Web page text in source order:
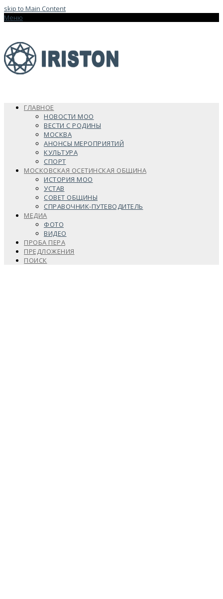
skip to Main Content
Меню
ГЛАВНОЕ
НОВОСТИ МОО
ВЕСТИ С РОДИНЫ
МОСКВА
АНОНСЫ МЕРОПРИЯТИЙ
КУЛЬТУРА
СПОРТ
МОСКОВСКАЯ ОСЕТИНСКАЯ ОБЩИНА
ИСТОРИЯ МОО
УСТАВ
СОВЕТ ОБЩИНЫ
СПРАВОЧНИК-ПУТЕВОДИТЕЛЬ
МЕДИА
ФОТО
ВИДЕО
ПРОБА ПЕРА
ПРЕДЛОЖЕНИЯ
ПОИСК